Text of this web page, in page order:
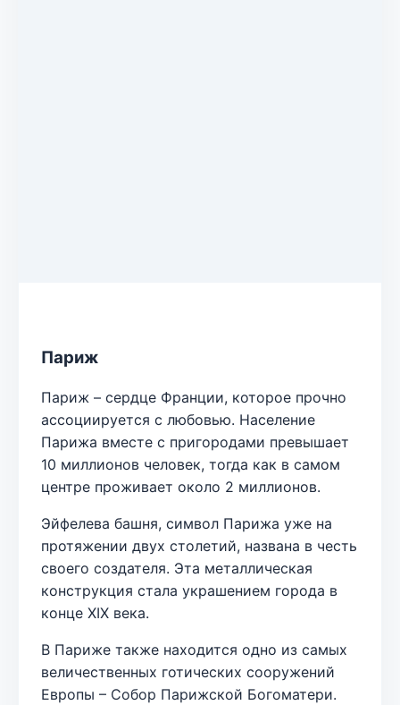
Париж
Париж – сердце Франции, которое прочно
ассоциируется с любовью. Население
Парижа вместе с пригородами превышает
10 миллионов человек, тогда как в самом
центре проживает около 2 миллионов.
Эйфелева башня, символ Парижа уже на
протяжении двух столетий, названа в честь
своего создателя. Эта металлическая
конструкция стала украшением города в
конце XIX века.
В Париже также находится одно из самых
величественных готических сооружений
Европы – Собор Парижской Богоматери.